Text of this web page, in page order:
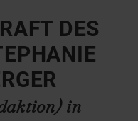
DES
in